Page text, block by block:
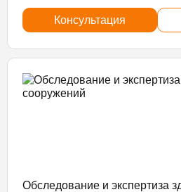
Консультация
Обследование и экспертиза